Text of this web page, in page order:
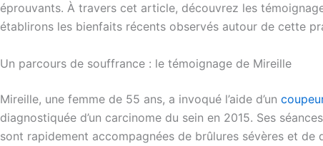
éprouvants. À travers cet article, découvrez les
établirons les bienfaits récents observés autour de cette
Un parcours de souffrance : le témoignage de Mireille
Mireille, une femme de 55 ans, a invoqué l’aide d’un
diagnostiquée d’un carcinome du sein en 2015. Ses
sont rapidement accompagnées de brûlures sévères et de